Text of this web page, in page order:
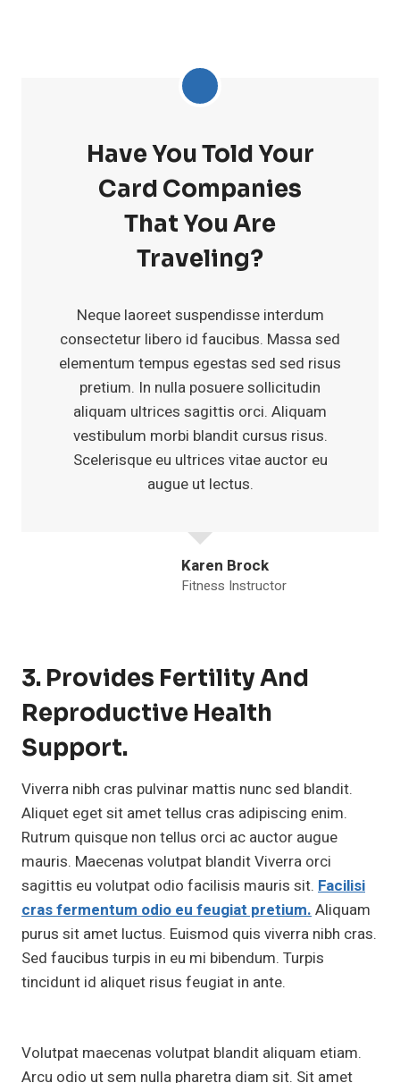
Have You Told Your
Card Companies
That You Are
Traveling?
Neque laoreet suspendisse interdum
consectetur libero id faucibus. Massa sed
elementum tempus egestas sed sed risus
pretium. In nulla posuere sollicitudin
aliquam ultrices sagittis orci. Aliquam
vestibulum morbi blandit cursus risus.
Scelerisque eu ultrices vitae auctor eu
augue ut lectus.
Karen Brock
Fitness Instructor
3. Provides Fertility And
Reproductive Health
Support.
Viverra nibh cras pulvinar mattis nunc sed blandit.
Aliquet eget sit amet tellus cras adipiscing enim.
Rutrum quisque non tellus orci ac auctor augue
mauris. Maecenas volutpat blandit Viverra orci
sagittis eu volutpat odio facilisis mauris sit. Facilisi
cras fermentum odio eu feugiat pretium. Aliquam
purus sit amet luctus. Euismod quis viverra nibh cras.
Sed faucibus turpis in eu mi bibendum. Turpis
tincidunt id aliquet risus feugiat in ante.
Volutpat maecenas volutpat blandit aliquam etiam.
Arcu odio ut sem nulla pharetra diam sit. Sit amet